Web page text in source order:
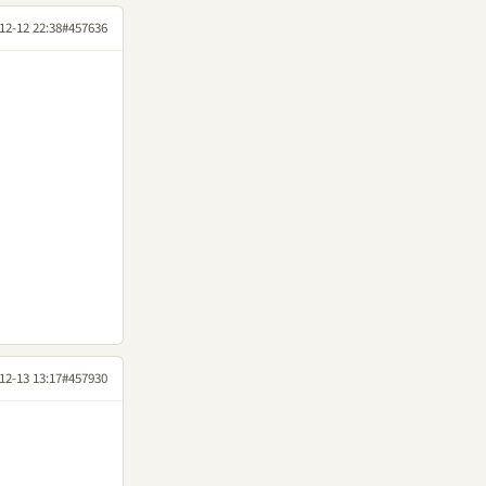
12 22:38#457636
13 13:17#457930